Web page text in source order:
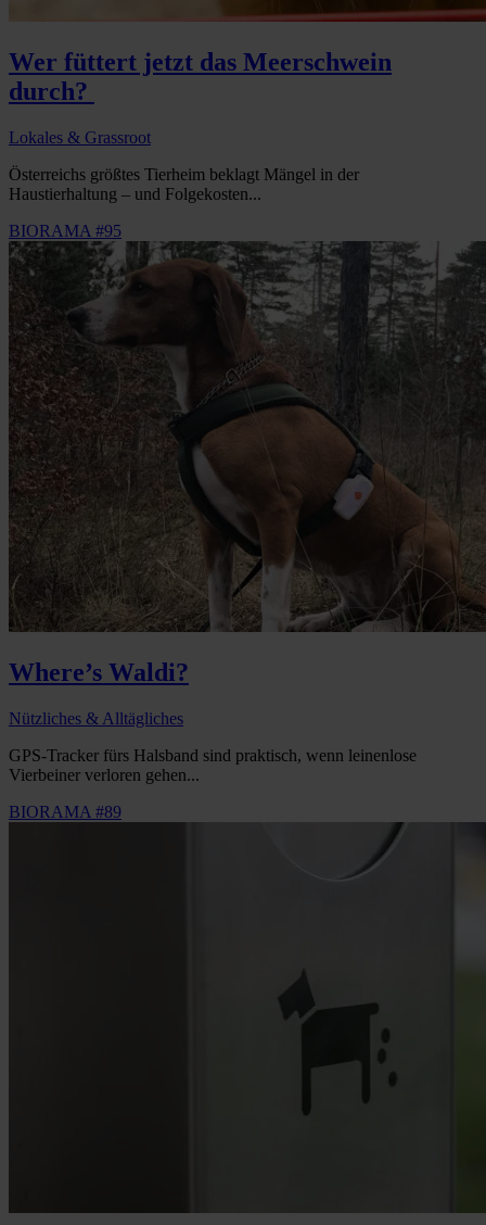
Wer füttert jetzt das Meerschwein
durch?
Lokales & Grassroot
Österreichs größtes Tierheim beklagt Mängel in der
Haustierhaltung – und Folgekosten...
BIORAMA #95
Where’s Waldi?
Nützliches & Alltägliches
GPS-Tracker fürs Halsband sind praktisch, wenn leinenlose
Vierbeiner verloren gehen...
BIORAMA #89